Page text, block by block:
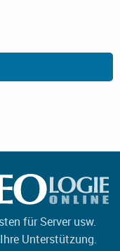
für Server usw.
Unterstützung.